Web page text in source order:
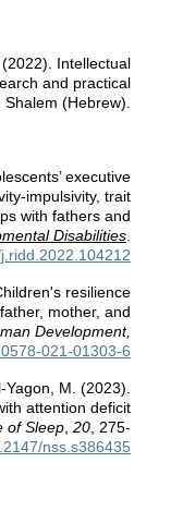
Intellectual
and practical
(Hebrew).
executive
impulsivity, trait
with fathers and
Disabilities
resilience
mother, and
Development,
021-01303-6
Yagon, M. (2023).
attention deficit
of Sleep 20 , 275-
nss.s386435